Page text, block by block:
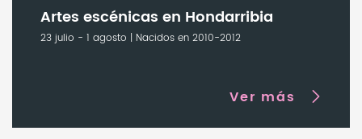
Artes escénicas en Hondarribia
23 julio - 1 agosto | Nacidos en 2010-2012
Ver más